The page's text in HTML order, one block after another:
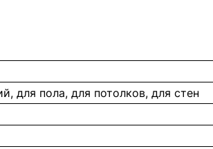
для пола, для потолков, для стен